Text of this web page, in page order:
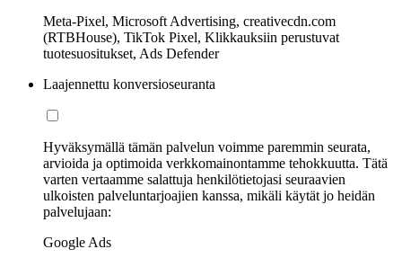
Meta-Pixel, Microsoft Advertising, creativecdn.com
(RTBHouse), TikTok Pixel, Klikkauksiin perustuvat
tuotesuositukset, Ads Defender
Laajennettu konversioseuranta
Hyväksymällä tämän palvelun voimme paremmin seurata,
arvioida ja optimoida verkkomainontamme tehokkuutta. Tätä
varten vertaamme salattuja henkilötietojasi seuraavien
ulkoisten palveluntarjoajien kanssa, mikäli käytät jo heidän
palvelujaan:
Google Ads